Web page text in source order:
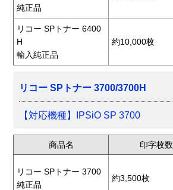
純正品
リコー SPトナー 6400
H
輸入純正品
約10,000枚
リコー SPトナー 3700/3700H
【対応機種】IPSiO SP 3700
商品名 印字枚数
リコー SPトナー 3700
純正品
約3,500枚